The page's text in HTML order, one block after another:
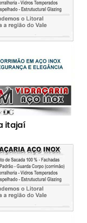
itajaí